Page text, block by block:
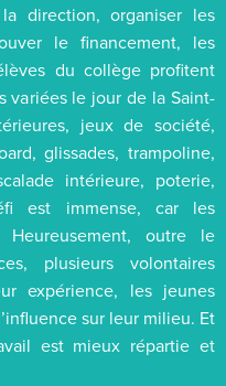
direction, organiser les
le financement, les
du collège profitent
variées le jour de la Saint-
jeux de société,
glissades, trampoline,
intérieure, poterie,
est immense, car les
Heureusement, outre le
plusieurs volontaires
expérience, les jeunes
sur leur milieu. Et
est mieux répartie et